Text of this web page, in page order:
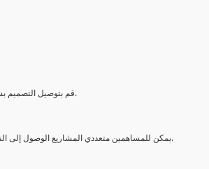
قم بتوصيل التصميم بشكل أكثر فاعلية لمالكي المشروع وأعضاء الفريق باستخدام نماذج لإنشاء صور ثلاثية الأبعاد عالية التأثير.
يمكن للمساهمين متعددي المشاريع الوصول إلى النماذج المشتركة مركزيًا. هذا يؤدي إلى تنسيق أفضل ، مما يساعد على الحد من المصادمات وإعادة العمل.